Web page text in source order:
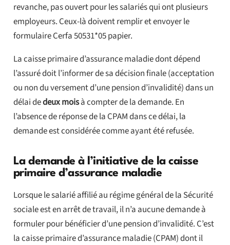
revanche, pas ouvert pour les salariés qui ont plusieurs
employeurs. Ceux-là doivent remplir et envoyer le
formulaire Cerfa 50531*05 papier.
La caisse primaire d’assurance maladie dont dépend
l’assuré doit l’informer de sa décision finale (acceptation
ou non du versement d’une pension d’invalidité) dans un
délai dedeux moisà compter de la demande. En
l’absence de réponse de la CPAM dans ce délai, la
demande est considérée comme ayant été refusée.
La demande à l’initiative de la caisse
primaire d’assurance maladie
Lorsque le salarié affilié au régime général de la Sécurité
sociale est en arrêt de travail, il n’a aucune demande à
formuler pour bénéficier d’une pension d’invalidité. C’est
la caisse primaire d’assurance maladie (CPAM) dont il